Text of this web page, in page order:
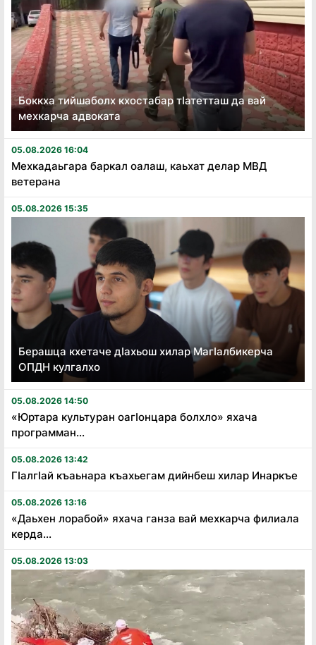
Боккха тийшаболх кхостабар тӏатетташ да вай
мехкарча адвоката
05.08.2026 16:04
Мехкадаьгара баркал оалаш, каьхат делар МВД
ветерана
05.08.2026 15:35
Берашца кхетаче дӏахьош хилар Магӏалбикерча
ОПДН кулгалхо
05.08.2026 14:50
«Юртара культуран оагӏонцара болхло» яхача
программан...
05.08.2026 13:42
Гӏалгӏай къаьнара къахьегам дийнбеш хилар Инаркъе
05.08.2026 13:16
«Даьхен лорабой» яхача ганза вай мехкарча филиала
керда...
05.08.2026 13:03